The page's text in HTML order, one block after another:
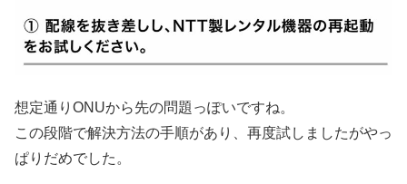
想定通りONUから先の問題っぽいですね。
この段階で解決方法の手順があり、再度試しましたがやっ
ぱりだめでした。